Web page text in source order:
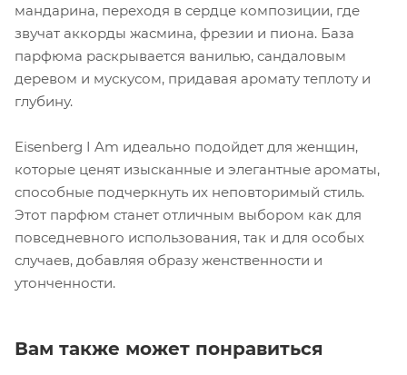
мандарина, переходя в сердце композиции, где
звучат аккорды жасмина, фрезии и пиона. База
парфюма раскрывается ванилью, сандаловым
деревом и мускусом, придавая аромату теплоту и
глубину.
Eisenberg I Am идеально подойдет для женщин,
которые ценят изысканные и элегантные ароматы,
способные подчеркнуть их неповторимый стиль.
Этот парфюм станет отличным выбором как для
повседневного использования, так и для особых
случаев, добавляя образу женственности и
утонченности.
Вам также может понравиться